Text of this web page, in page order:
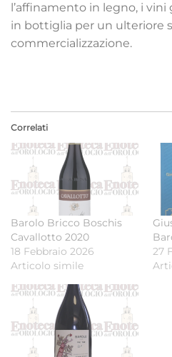
l’affinamento in legno, i
in bottiglia per un ulteriore
commercializzazione.
Correlati
Barolo Bricco Boschis
Cavallotto 2020
18 Febbraio 2026
Articolo simile
27